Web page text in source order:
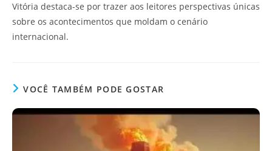
Vitória destaca-se por trazer aos leitores perspectivas únicas
sobre os acontecimentos que moldam o cenário
internacional.
VOCÊ TAMBÉM PODE GOSTAR